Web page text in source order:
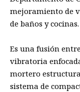
mejoramiento de
de baños y cocinas.
Es una fusión
vibratoria
mortero
sistema de